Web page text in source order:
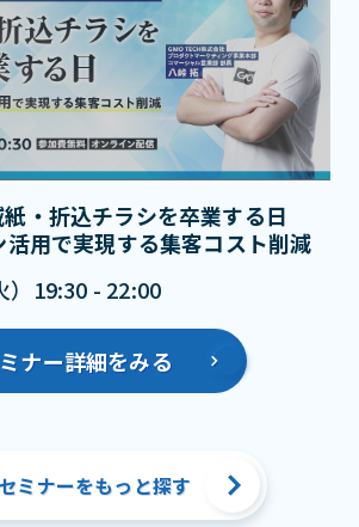
・折込チラシを卒業する日
用で実現する集客コスト削減
）19:30 - 22:00
ナー詳細をみる
ミナーをもっと探す